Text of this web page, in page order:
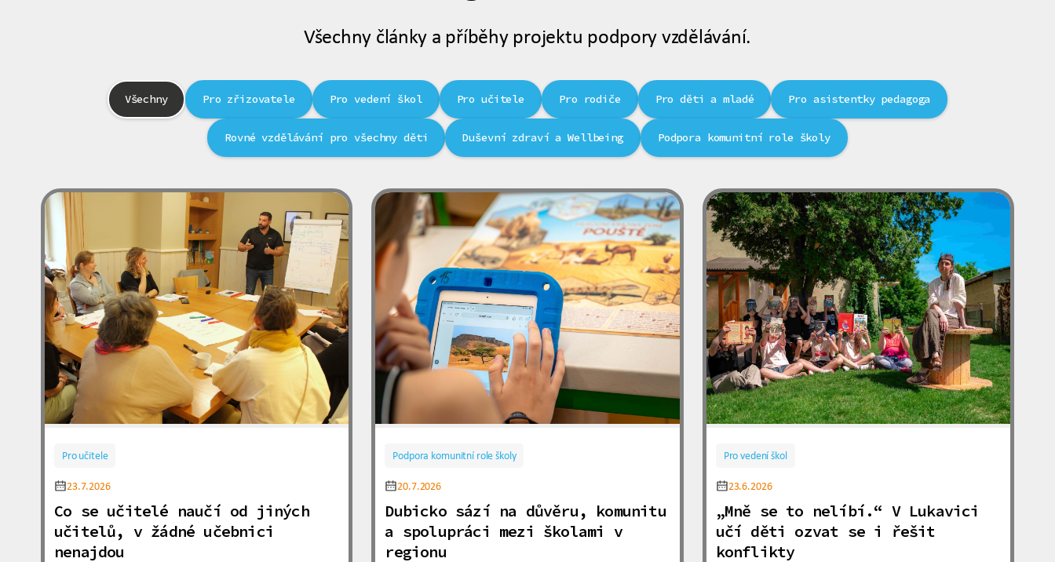
Všechny články a příběhy projektu podpory vzdělávání.
Všechny Pro zřizovatele Pro vedení škol Pro učitele Pro rodiče Pro děti a mladé Pro asistentky pedagoga
Rovné vzdělávání pro všechny děti Duševní zdraví a Wellbeing Podpora komunitní role školy
Pro učitele
23.7.2026
Co se učitelé naučí od jiných
učitelů, v žádné učebnici
nenajdou
Podpora komunitní role školy
20.7.2026
Dubicko sází na důvěru, komunitu
a spolupráci mezi školami v
regionu
Pro vedení škol
23.6.2026
„Mně se to nelíbí.“ V Lukavici
učí děti ozvat se i řešit
konflikty